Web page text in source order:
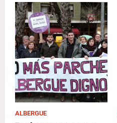
ALBERGUE